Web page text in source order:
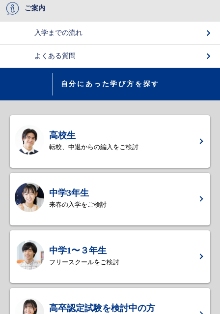
ご案内
入学までの流れ
よくある質問
自分にあった学び方を探す
高校生
転校、中退からの編入をご検討
中学3年生
来春の入学をご検討
中学1〜３年生
フリースクールをご検討
高卒認定試験を検討中の方